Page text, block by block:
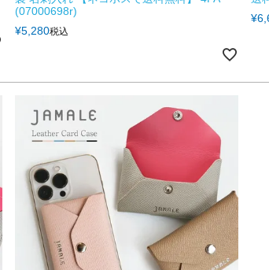
(07000698r)
¥5,280税込
¥